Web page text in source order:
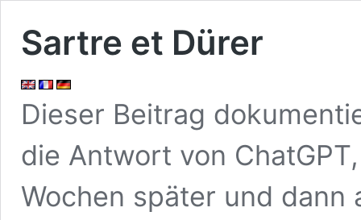
Sartre et Dürer
Dieser Beitrag
die Antwort von
Wochen später und